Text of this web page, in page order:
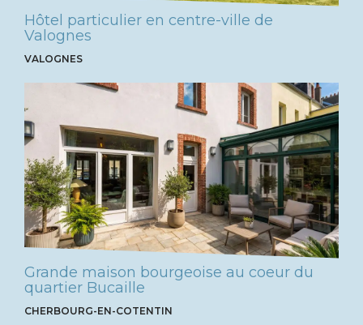
Hôtel particulier en centre-ville de
Valognes
VALOGNES
Grande maison bourgeoise au coeur du
quartier Bucaille
CHERBOURG-EN-COTENTIN